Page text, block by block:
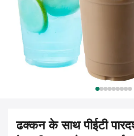
ढक्कन के साथ पीईटी